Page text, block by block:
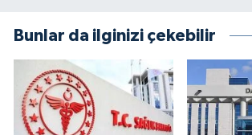
Bunlar da ilginizi çekebilir